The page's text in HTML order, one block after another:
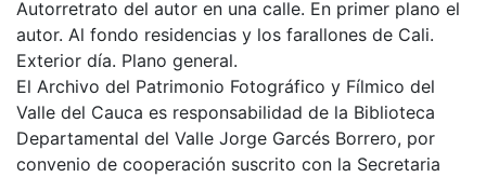
Autorretrato del autor en una calle. En primer plano el
autor. Al fondo residencias y los farallones de Cali.
Exterior día. Plano general.
El Archivo del Patrimonio Fotográfico y Fílmico del
Valle del Cauca es responsabilidad de la Biblioteca
Departamental del Valle Jorge Garcés Borrero, por
convenio de cooperación suscrito con la Secretaria